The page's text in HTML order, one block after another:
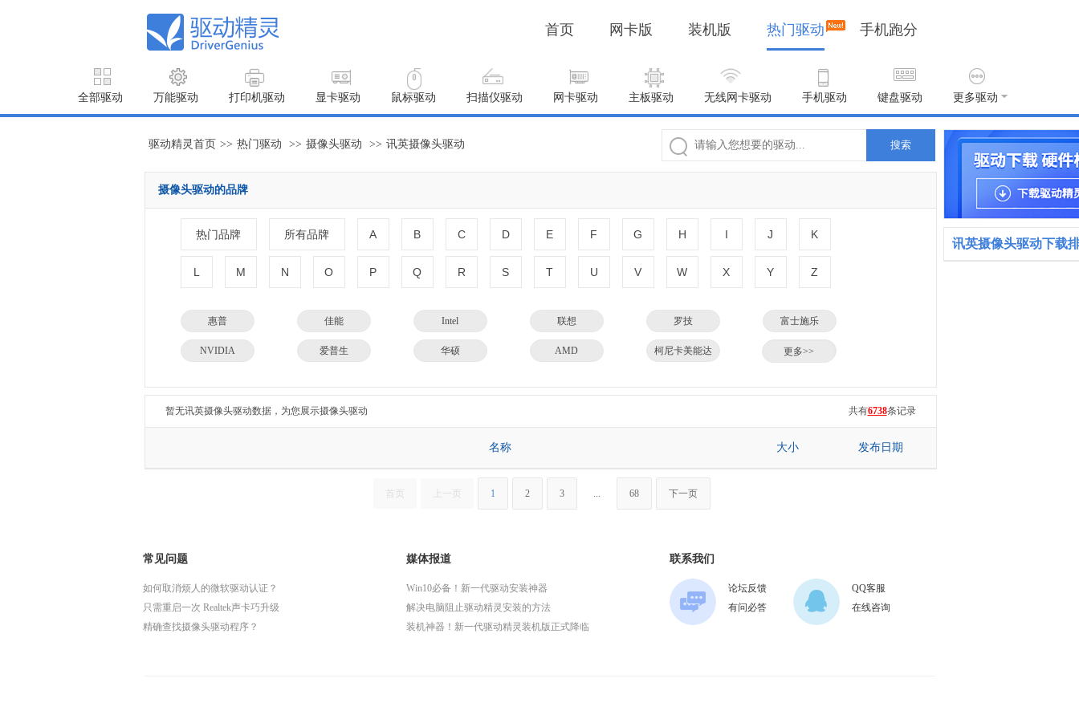
首页 网卡版 装机版 热门驱动 手机跑分
全部驱动 万能驱动 打印机驱动 显卡驱动 鼠标驱动 扫描仪驱动 网卡驱动 主板驱动 无线网卡驱动 手机驱动 键盘驱动 更多驱动
驱动精灵首页 >> 热门驱动 >> 摄像头驱动 >> 讯英摄像头驱动 搜索
摄像头驱动的品牌
热门品牌 所有品牌 A B C D E F G H I J K
L M N O P Q R S T U V W X Y Z
惠普 佳能 Intel 联想 罗技 富士施乐
NVIDIA 爱普生 华硕 AMD 柯尼卡美能达 小米
得力 瑞昱
更多>>
暂无讯英摄像头驱动数据，为您展示摄像头驱动 共有6738条记录
名称 大小 发布日期
首页 上一页 1 2 3 ... 68 下一页
讯英摄像头驱动下载
常见问题
如何取消烦人的微软驱动认证？
只需重启一次 Realtek声卡巧升级
精确查找摄像头驱动程序？
媒体报道
Win10必备！新一代驱动安装神器
解决电脑阻止驱动精灵安装的方法
装机神器！新一代驱动精灵装机版正式降临
联系我们
论坛反馈
有问必答
QQ客服
在线咨询